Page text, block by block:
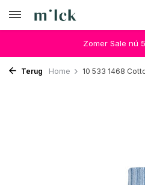
Zomer Sale nú
Terug Home 10 533 1468